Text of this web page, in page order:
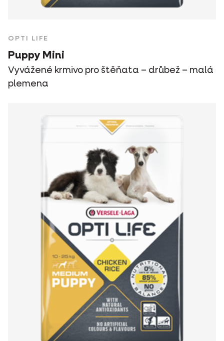
OPTI LIFE
Puppy Mini
Vyvážené krmivo pro štěňata – drůbež – malá
plemena